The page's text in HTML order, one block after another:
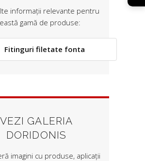
informații relevante pentru
gamă de produse:
Fitinguri filetate fonta
VEZI GALERIA
DORIDONIS
imagini cu produse, aplicații